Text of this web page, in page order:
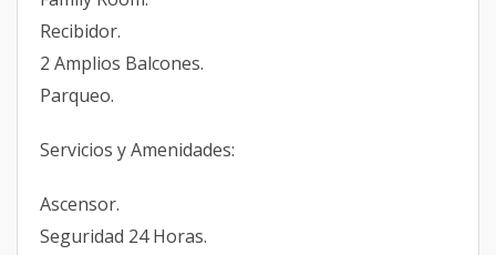
Recibidor.
2 Amplios Balcones.
Parqueo.
Servicios y Amenidades:
Ascensor.
Seguridad 24 Horas.